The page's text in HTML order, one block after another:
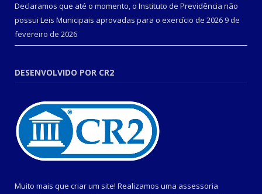
Declaramos que até o momento, o Instituto de Previdência não
possui Leis Municipais aprovadas para o exercício de 2026 9 de
fevereiro de 2026
DESENVOLVIDO POR CR2
Muito mais que criar um site! Realizamos uma assessoria